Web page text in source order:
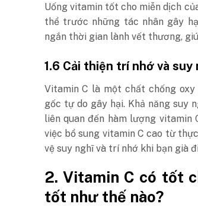
Uống vitamin tốt cho miễn dịch
thể trước những tác nhân gây
ngắn thời gian lành vết thương,
1.6 Cải thiện trí nhớ và suy
Vitamin C là một chất chống
gốc tự do gây hại. Khả năng suy
liên quan đến hàm lượng
việc bổ sung vitamin C cao từ
vệ suy nghĩ và trí nhớ khi bạn già
2. Vitamin C có tốt
tốt như thế nào?